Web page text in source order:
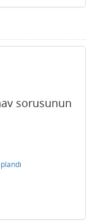
sorusunun